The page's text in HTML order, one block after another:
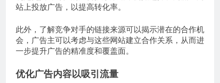
站上投放广告，以提高转化率。
此外，了解竞争对手的链接来源可以揭示潜在的合作机
会，广告主可以考虑与这些网站建立合作关系，从而进
一步提升广告的精准度和覆盖面。
优化广告内容以吸引流量